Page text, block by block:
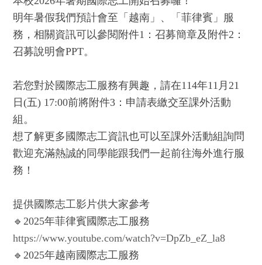
明年暑假我們預計會至「越南」、「菲律賓」服
務，相關資訊可以參閱附件1： 召募簡章及 附件2：
召募說明會PPT。
若您對於國際志工服務有興趣，請在114年11月21
日(五) 17:00前將附件3：申請表繳交至課外活動
組。
想了解更多國際志工資訊也可以至課外活動組詢問
歡迎充滿熱誠的同學能跟我們一起前往海外進行服
務！
提供國際志工影片供大家參考
🔹2025年菲律賓國際志工服務
https://www.youtube.com/watch?v=DpZb_eZ_la8
🔹2025年越南國際志工服務